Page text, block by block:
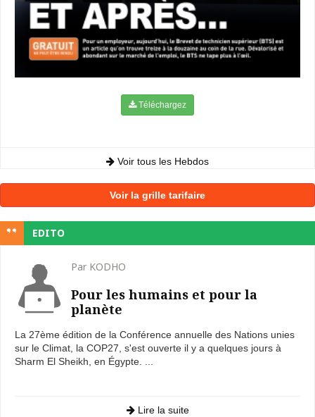
Téléchargez
Voir tous les Hebdos
Voir la grille tarifaire
EDITO
Par KODHO
Pour les humains et pour la
planète
La 27ème édition de la Conférence annuelle des Nations unies
sur le Climat, la COP27, s'est ouverte il y a quelques jours à
Sharm El Sheikh, en Égypte. ...
Lire la suite